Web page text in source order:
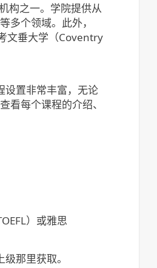
构之一。学院提供从
多个领域。此外，
文垂大学（Coventry
设置非常丰富，无论
看每个课程的介绍、
）或雅思
那里获取。